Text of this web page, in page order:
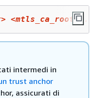
intermedi in
trust anchor
assicurati di